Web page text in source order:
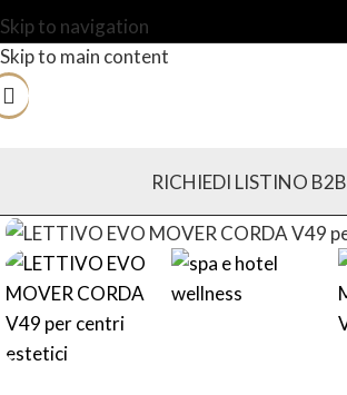
Skip to navigation
Skip to main content
RICHIEDI LISTINO B2B